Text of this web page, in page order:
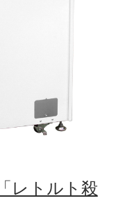
「レトルト殺